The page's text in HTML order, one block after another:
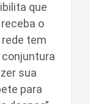
que
o
tem
sua
para